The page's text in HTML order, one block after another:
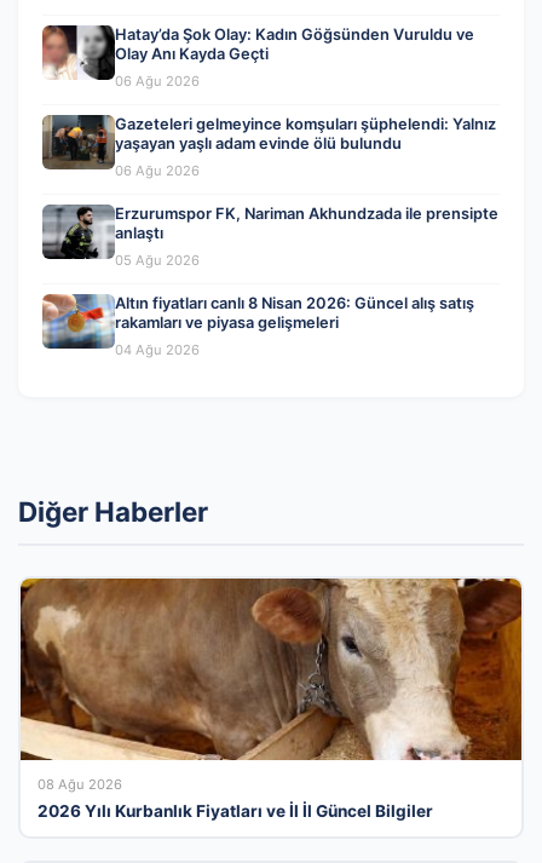
Hatay’da Şok Olay: Kadın Göğsünden Vuruldu ve
Olay Anı Kayda Geçti
06 Ağu 2026
Gazeteleri gelmeyince komşuları şüphelendi: Yalnız
yaşayan yaşlı adam evinde ölü bulundu
06 Ağu 2026
Erzurumspor FK, Nariman Akhundzada ile prensipte
anlaştı
05 Ağu 2026
Altın fiyatları canlı 8 Nisan 2026: Güncel alış satış
rakamları ve piyasa gelişmeleri
04 Ağu 2026
Diğer Haberler
08 Ağu 2026
2026 Yılı Kurbanlık Fiyatları ve İl İl Güncel Bilgiler